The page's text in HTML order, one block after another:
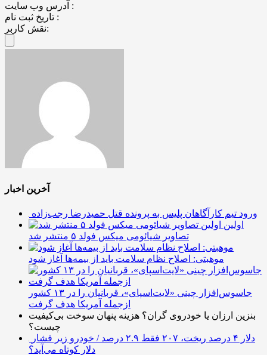
آدرس وب سایت :
تاریخ ثبت نام :
نقش کاربر:
آخرین اخبار
ورود تیم کارآگاهان پلیس به پرونده قتل حمیدرضا رجب‌زاده
اولین
تصاویر شیائومی میکس فولد ۵ منتشر شد
موهبتی: اصلاح نظام سلامت باید از بیمه‌ها آغاز شود
جاسوس‌افزار چینی «لایت‌اسپای»، قربانیان را در ۱۳ کشور
ازجمله آمریکا هدف گرفت
بنزین ارزان یا خودروی گران؟ هزینه پنهان سوخت بی‌کیفیت
چیست؟
دلار ۴ درصد ریخت، ۲۰۷ فقط ۲.۹ درصد / خودرو زیر فشار
دلار کوتاه می‌آید؟